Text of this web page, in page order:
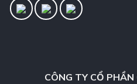
CÔNG TY CỔ